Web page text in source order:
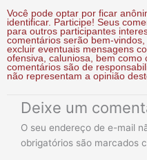
Você pode optar por ficar
identificar. Participe! Seus
para outros participantes
comentários serão bem-
excluir eventuais mensagens
ofensiva, caluniosa, bem
comentários são de
não representam a opinião
Deixe um
O seu endereço de e-mail
obrigatórios são marcados